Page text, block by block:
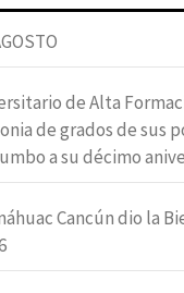
de Alta
de grados de sus
a su décimo
Cancún dio la